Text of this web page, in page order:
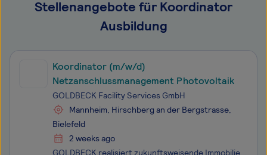
Stellenangebote für Koordinator
Ausbildung
Koordinator (m/w/d)
Netzanschlussmanagement Photovoltaik
GOLDBECK Facility Services GmbH
Mannheim, Hirschberg an der Bergstrasse,
Bielefeld
2 weeks ago
GOLDBECK realisiert zukunftsweisende Immobilien in Europa. Wir verstehen Gebäude als Produkte und bieten alle Leistungen aus einer Hand: vom Design über den Bau bis zu Services im Betrieb. Aktuell beschäftigt unser Familienunternehmen rund 14.000 Mitarbeitende an über 100 Standorten bei einer Gesamt